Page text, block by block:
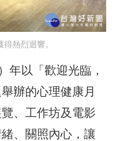
熱烈迴響。
年以「歡迎光臨，
辦的心理健康月
、工作坊及電影
、關照內心，讓